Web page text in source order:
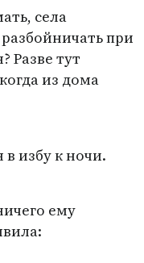
села
при
Разве тут
из дома
избу к ночи.
ему